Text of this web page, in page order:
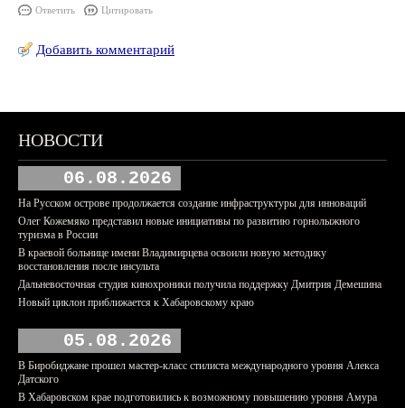
Ответить Цитировать
Добавить комментарий
НОВОСТИ
06.08.2026
На Русском острове продолжается создание инфраструктуры для инноваций
Олег Кожемяко представил новые инициативы по развитию горнолыжного
туризма в России
В краевой больнице имени Владимирцева освоили новую методику
восстановления после инсульта
Дальневосточная студия кинохроники получила поддержку Дмитрия Демешина
Новый циклон приближается к Хабаровскому краю
05.08.2026
В Биробиджане прошел мастер-класс стилиста международного уровня Алекса
Датского
В Хабаровском крае подготовились к возможному повышению уровня Амура